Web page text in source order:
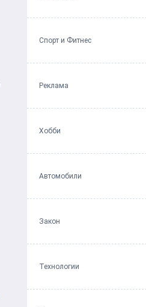
Спорт и Фитнес
Реклама
Хобби
Автомобили
Закон
Технологии